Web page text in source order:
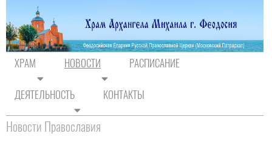
ХРАМ НОВОСТИ РАСПИСАНИЕ
ДЕЯТЕЛЬНОСТЬ КОНТАКТЫ
Новости Православия